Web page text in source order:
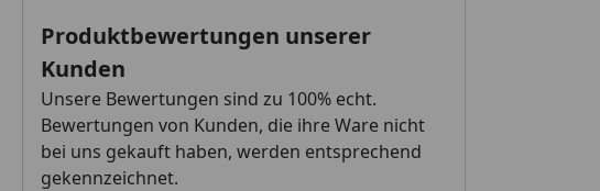
Produktbewertungen unserer
Kunden
Unsere Bewertungen sind zu 100% echt.
Bewertungen von Kunden, die ihre Ware nicht
bei uns gekauft haben, werden entsprechend
gekennzeichnet.